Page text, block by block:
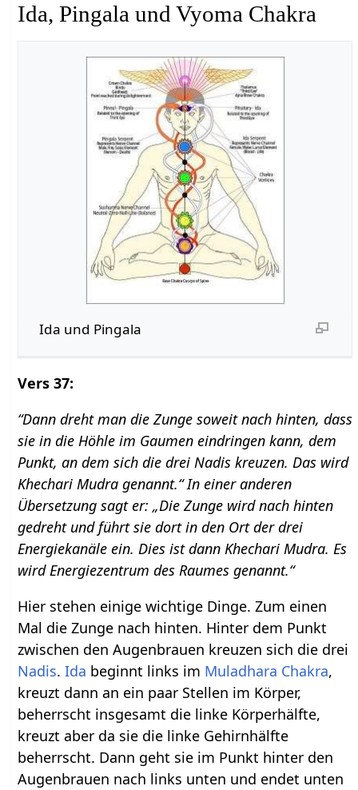
Ida, Pingala und Vyoma Chakra
Ida und Pingala
Vers 37:
“Dann dreht man die Zunge soweit nach hinten, dass
sie in die Höhle im Gaumen eindringen kann, dem
Punkt, an dem sich die drei Nadis kreuzen. Das wird
Khechari Mudra genannt.“ In einer anderen
Übersetzung sagt er: „Die Zunge wird nach hinten
gedreht und führt sie dort in den Ort der drei
Energiekanäle ein. Dies ist dann Khechari Mudra. Es
wird Energiezentrum des Raumes genannt.“
Hier stehen einige wichtige Dinge. Zum einen
Mal die Zunge nach hinten. Hinter dem Punkt
zwischen den Augenbrauen kreuzen sich die drei
Nadis.Ida beginnt links im Muladhara Chakra,
kreuzt dann an ein paar Stellen im Körper,
beherrscht insgesamt die linke Körperhälfte,
kreuzt aber da sie die linke Gehirnhälfte
beherrscht. Dann geht sie im Punkt hinter den
Augenbrauen nach links unten und endet unten